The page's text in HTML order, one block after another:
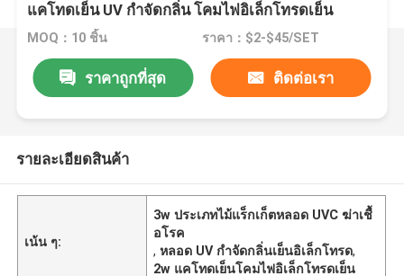
แคโทดเย็น UV กำจัดกลิ่น โคมไฟอิเล็กโทรดเย็น
MOQ：10 ชิ้น ราคา：$2-$45/SET
ราคาถูกที่สุด ติดต่อเรา
รายละเอียดสินค้า
เน้น ๆ:
3w ประเภทไม้แร็กเก็ตหลอด UVC ฆ่าเชื้
อโรค
,หลอด UV กำจัดกลิ่นเย็นอิเล็กโทรด,
2w แคโทดเย็นโคมไฟอิเล็กโทรดเย็น